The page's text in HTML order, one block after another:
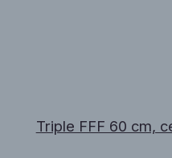
Triple FFF 60 cm,